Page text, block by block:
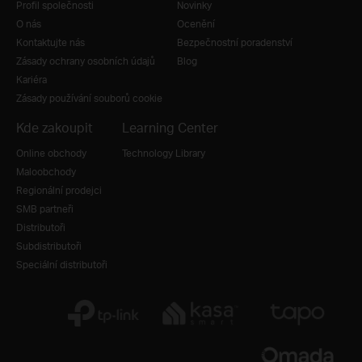
Profil společnosti
O nás
Kontaktujte nás
Zásady ochrany osobních údajů
Kariéra
Zásady používání souborů cookie
Novinky
Ocenění
Bezpečnostní poradenství
Blog
Kde zakoupit
Online obchody
Maloobchody
Regionální prodejci
SMB partneři
Distributoři
Subdistributoři
Speciální distributoři
Learning Center
Technology Library